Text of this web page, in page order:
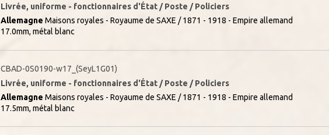
Livrée, uniforme - fonctionnaires d'État / Poste / Policiers
Allemagne Maisons royales - Royaume de SAXE / 1871 - 1918 - Empire allemand
17.0mm, métal blanc
CBAD-0S0190-w17_(SeyL1G01)
Livrée, uniforme - fonctionnaires d'État / Poste / Policiers
Allemagne Maisons royales - Royaume de SAXE / 1871 - 1918 - Empire allemand
17.5mm, métal blanc